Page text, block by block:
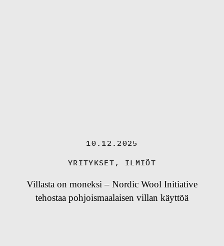
10.12.2025
YRITYKSET , ILMIÖT
Villasta on moneksi – Nordic Wool Initiative
tehostaa pohjoismaalaisen villan käyttöä